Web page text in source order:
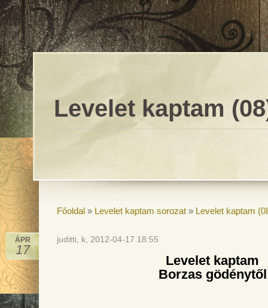
Levelet kaptam
Főoldal » Levelet kaptam sorozat » Levelet kaptam
ÁPR
17
juditti, k, 2012-04-17 18:55
Levelet kaptam
Borzas gödénytől